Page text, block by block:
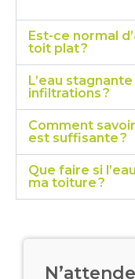
Est-ce normal
toit plat ?
L’eau
infiltrations ?
Comment
est suffisante ?
Que faire si
ma toiture ?